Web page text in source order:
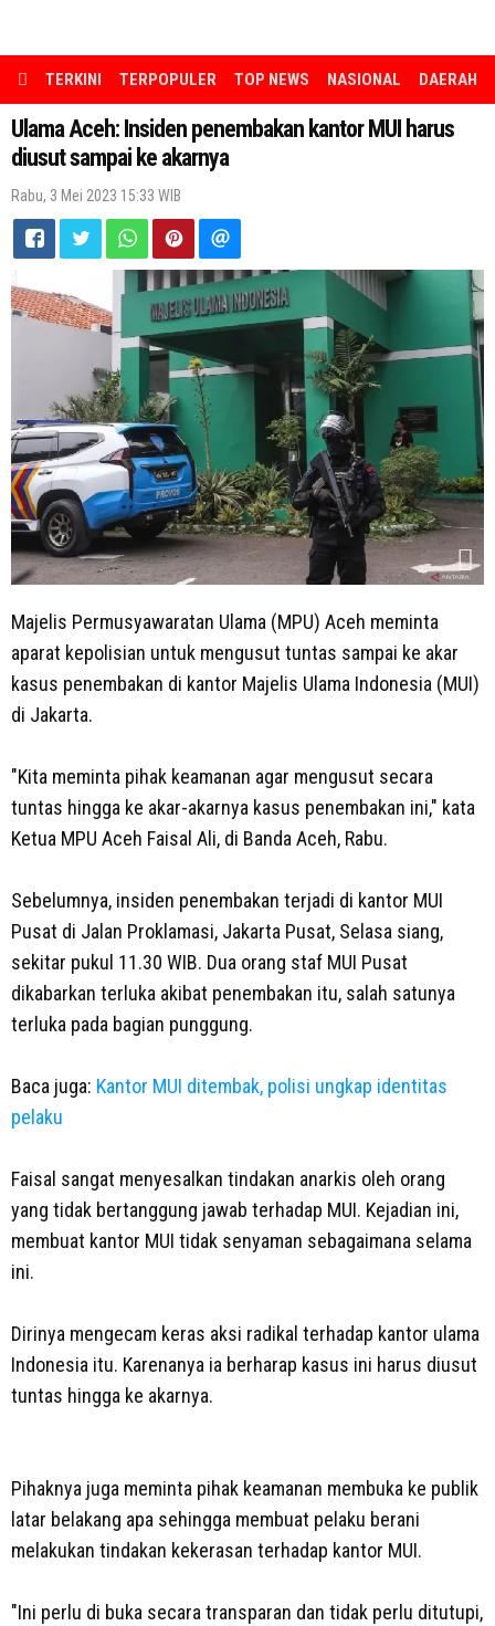
TERKINI TERPOPULER TOP NEWS NASIONAL DAERAH
Ulama Aceh: Insiden penembakan kantor MUI harus
diusut sampai ke akarnya
Rabu, 3 Mei 2023 15:33 WIB
Majelis Permusyawaratan Ulama (MPU) Aceh meminta
aparat kepolisian untuk mengusut tuntas sampai ke akar
kasus penembakan di kantor Majelis Ulama Indonesia (MUI)
di Jakarta.
"Kita meminta pihak keamanan agar mengusut secara
tuntas hingga ke akar-akarnya kasus penembakan ini," kata
Ketua MPU Aceh Faisal Ali, di Banda Aceh, Rabu.
Sebelumnya, insiden penembakan terjadi di kantor MUI
Pusat di Jalan Proklamasi, Jakarta Pusat, Selasa siang,
sekitar pukul 11.30 WIB. Dua orang staf MUI Pusat
dikabarkan terluka akibat penembakan itu, salah satunya
terluka pada bagian punggung.
Baca juga: Kantor MUI ditembak, polisi ungkap identitas
pelaku
Faisal sangat menyesalkan tindakan anarkis oleh orang
yang tidak bertanggung jawab terhadap MUI. Kejadian ini,
membuat kantor MUI tidak senyaman sebagaimana selama
ini.
Dirinya mengecam keras aksi radikal terhadap kantor ulama
Indonesia itu. Karenanya ia berharap kasus ini harus diusut
tuntas hingga ke akarnya.
Pihaknya juga meminta pihak keamanan membuka ke publik
latar belakang apa sehingga membuat pelaku berani
melakukan tindakan kekerasan terhadap kantor MUI.
"Ini perlu di buka secara transparan dan tidak perlu ditutupi,